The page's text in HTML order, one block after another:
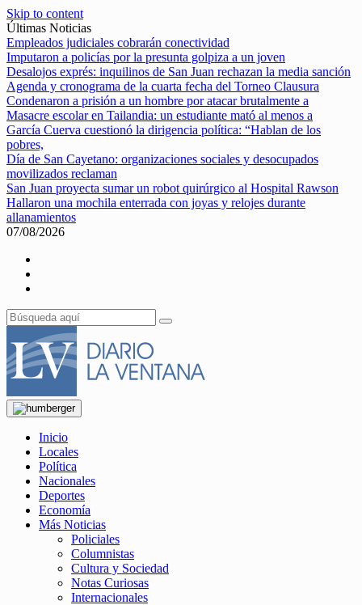
Skip to content
Últimas Noticias
Empleados judiciales cobrarán conectividad
Imputaron a policías por la presunta golpiza a un joven
Desalojos exprés: inquilinos de San Juan rechazan la media sanción
Agenda y cronograma de la cuarta fecha del Torneo Clausura
Condenaron a prisión a un hombre por atacar brutalmente a
Masacre escolar en Tailandia: un estudiante mató al menos a
García Cuerva cuestionó la dirigencia política: “Hablan de los
pobres,
Día de San Cayetano: organizaciones sociales y desocupados
movilizados reclaman
San Juan proyecta sumar un robot quirúrgico al Hospital Rawson
Hallaron una mochila enterrada con joyas y relojes durante
allanamientos
07/08/2026
Inicio
Locales
Política
Nacionales
Deportes
Economía
Más Noticias
Policiales
Columnistas
Cultura y Sociedad
Notas Curiosas
Internacionales